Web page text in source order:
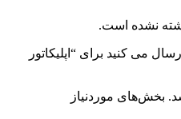
نشده است.
می کنید برای “اپلیکاتور
بخش‌های موردنیاز